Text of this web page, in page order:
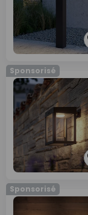
Sponsorisé
Sponsorisé